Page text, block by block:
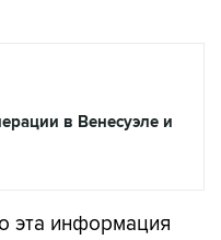
в Венесуэле и
эта информация
темой